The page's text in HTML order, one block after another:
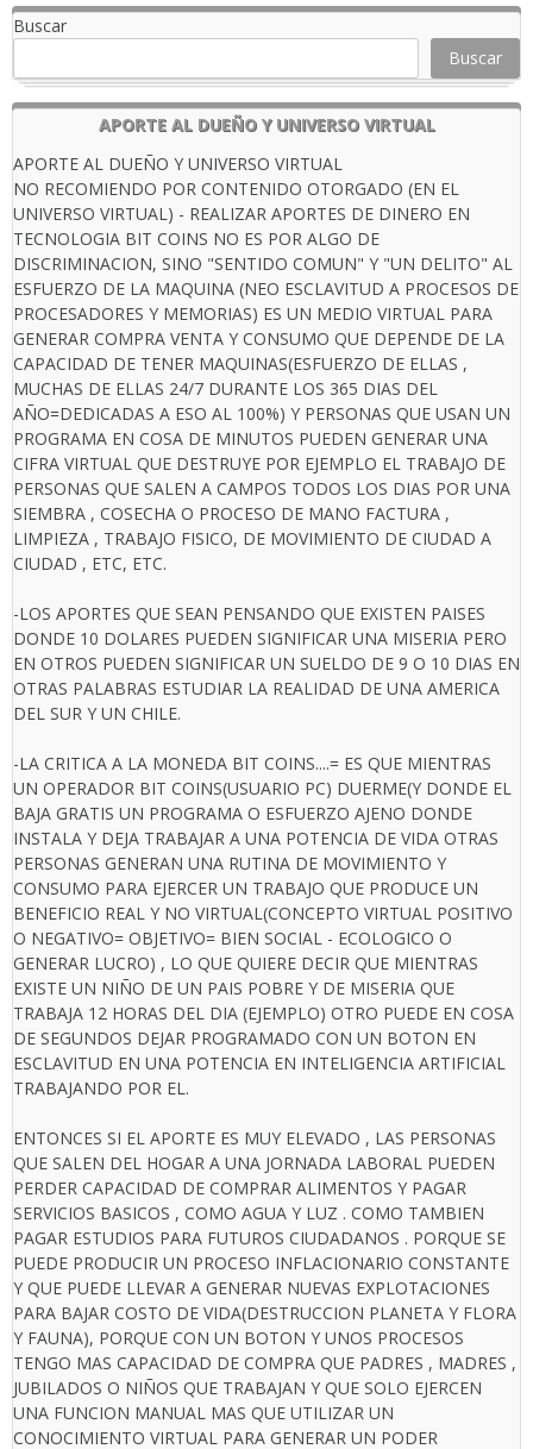
Buscar
Buscar
APORTE AL DUEÑO Y UNIVERSO VIRTUAL
APORTE AL DUEÑO Y UNIVERSO VIRTUAL
NO RECOMIENDO POR CONTENIDO OTORGADO (EN EL
UNIVERSO VIRTUAL) - REALIZAR APORTES DE DINERO EN
TECNOLOGIA BIT COINS NO ES POR ALGO DE
DISCRIMINACION, SINO "SENTIDO COMUN" Y "UN DELITO" AL
ESFUERZO DE LA MAQUINA (NEO ESCLAVITUD A PROCESOS DE
PROCESADORES Y MEMORIAS) ES UN MEDIO VIRTUAL PARA
GENERAR COMPRA VENTA Y CONSUMO QUE DEPENDE DE LA
CAPACIDAD DE TENER MAQUINAS(ESFUERZO DE ELLAS ,
MUCHAS DE ELLAS 24/7 DURANTE LOS 365 DIAS DEL
AÑO=DEDICADAS A ESO AL 100%) Y PERSONAS QUE USAN UN
PROGRAMA EN COSA DE MINUTOS PUEDEN GENERAR UNA
CIFRA VIRTUAL QUE DESTRUYE POR EJEMPLO EL TRABAJO DE
PERSONAS QUE SALEN A CAMPOS TODOS LOS DIAS POR UNA
SIEMBRA , COSECHA O PROCESO DE MANO FACTURA ,
LIMPIEZA , TRABAJO FISICO, DE MOVIMIENTO DE CIUDAD A
CIUDAD , ETC, ETC.
-LOS APORTES QUE SEAN PENSANDO QUE EXISTEN PAISES
DONDE 10 DOLARES PUEDEN SIGNIFICAR UNA MISERIA PERO
EN OTROS PUEDEN SIGNIFICAR UN SUELDO DE 9 O 10 DIAS EN
OTRAS PALABRAS ESTUDIAR LA REALIDAD DE UNA AMERICA
DEL SUR Y UN CHILE.
-LA CRITICA A LA MONEDA BIT COINS....= ES QUE MIENTRAS
UN OPERADOR BIT COINS(USUARIO PC) DUERME(Y DONDE EL
BAJA GRATIS UN PROGRAMA O ESFUERZO AJENO DONDE
INSTALA Y DEJA TRABAJAR A UNA POTENCIA DE VIDA OTRAS
PERSONAS GENERAN UNA RUTINA DE MOVIMIENTO Y
CONSUMO PARA EJERCER UN TRABAJO QUE PRODUCE UN
BENEFICIO REAL Y NO VIRTUAL(CONCEPTO VIRTUAL POSITIVO
O NEGATIVO= OBJETIVO= BIEN SOCIAL - ECOLOGICO O
GENERAR LUCRO) , LO QUE QUIERE DECIR QUE MIENTRAS
EXISTE UN NIÑO DE UN PAIS POBRE Y DE MISERIA QUE
TRABAJA 12 HORAS DEL DIA (EJEMPLO) OTRO PUEDE EN COSA
DE SEGUNDOS DEJAR PROGRAMADO CON UN BOTON EN
ESCLAVITUD EN UNA POTENCIA EN INTELIGENCIA ARTIFICIAL
TRABAJANDO POR EL.
ENTONCES SI EL APORTE ES MUY ELEVADO , LAS PERSONAS
QUE SALEN DEL HOGAR A UNA JORNADA LABORAL PUEDEN
PERDER CAPACIDAD DE COMPRAR ALIMENTOS Y PAGAR
SERVICIOS BASICOS , COMO AGUA Y LUZ . COMO TAMBIEN
PAGAR ESTUDIOS PARA FUTUROS CIUDADANOS . PORQUE SE
PUEDE PRODUCIR UN PROCESO INFLACIONARIO CONSTANTE
Y QUE PUEDE LLEVAR A GENERAR NUEVAS EXPLOTACIONES
PARA BAJAR COSTO DE VIDA(DESTRUCCION PLANETA Y FLORA
Y FAUNA), PORQUE CON UN BOTON Y UNOS PROCESOS
TENGO MAS CAPACIDAD DE COMPRA QUE PADRES , MADRES ,
JUBILADOS O NIÑOS QUE TRABAJAN Y QUE SOLO EJERCEN
UNA FUNCION MANUAL MAS QUE UTILIZAR UN
CONOCIMIENTO VIRTUAL PARA GENERAR UN PODER